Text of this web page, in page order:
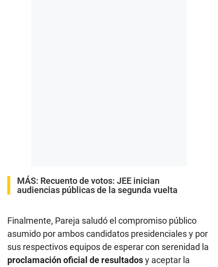
MÁS: Recuento de votos: JEE inician
audiencias públicas de la segunda vuelta
Finalmente, Pareja saludó el compromiso público
asumido por ambos candidatos presidenciales y por
sus respectivos equipos de esperar con serenidad la
proclamación oficial de resultadosy aceptar la